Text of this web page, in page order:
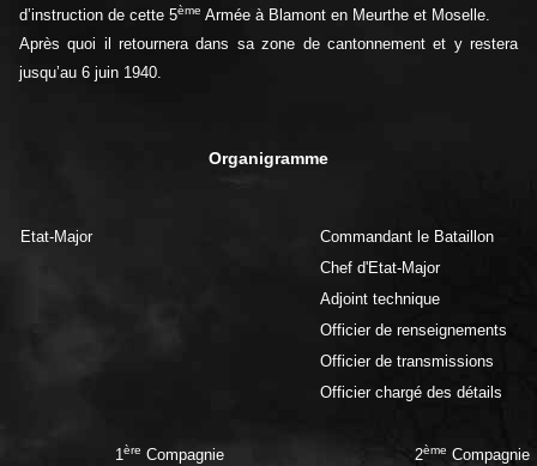
d’instruction de cette 5ème Armée à Blamont en Meurthe et Moselle.
Après quoi il retournera dans sa zone de cantonnement et y restera
jusqu’au 6 juin 1940.
Organigramme
Etat-Major
Commandant le Bataillon
Chef d'Etat-Major
Adjoint technique
Officier de renseignements
Officier de transmissions
Officier chargé des détails
1ère Compagnie 2ème Compagnie